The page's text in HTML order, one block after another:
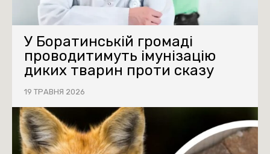
У Боратинській громаді
проводитимуть імунізацію
диких тварин проти сказу
19 ТРАВНЯ 2026